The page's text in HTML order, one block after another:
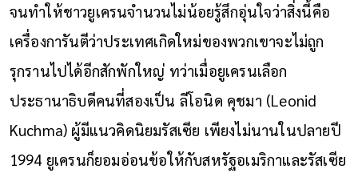
จนทำให้ชาวยูเครนจำนวนไม่น้อยรู้สึกอุ่นใจว่าสิ่งนี้คือ
เครื่องการันตีว่าประเทศเกิดใหม่ของพวกเขาจะไม่ถูก
รุกรานไปได้อีกสักพักใหญ่ ทว่าเมื่อยูเครนเลือก
ประธานาธิบดีคนที่สองเป็น ลีโอนิด คุชมา (Leonid
Kuchma) ผู้มีแนวคิดนิยมรัสเซีย เพียงไม่นานในปลายปี
1994 ยูเครนก็ยอมอ่อนข้อให้กับสหรัฐอเมริกาและรัสเซีย